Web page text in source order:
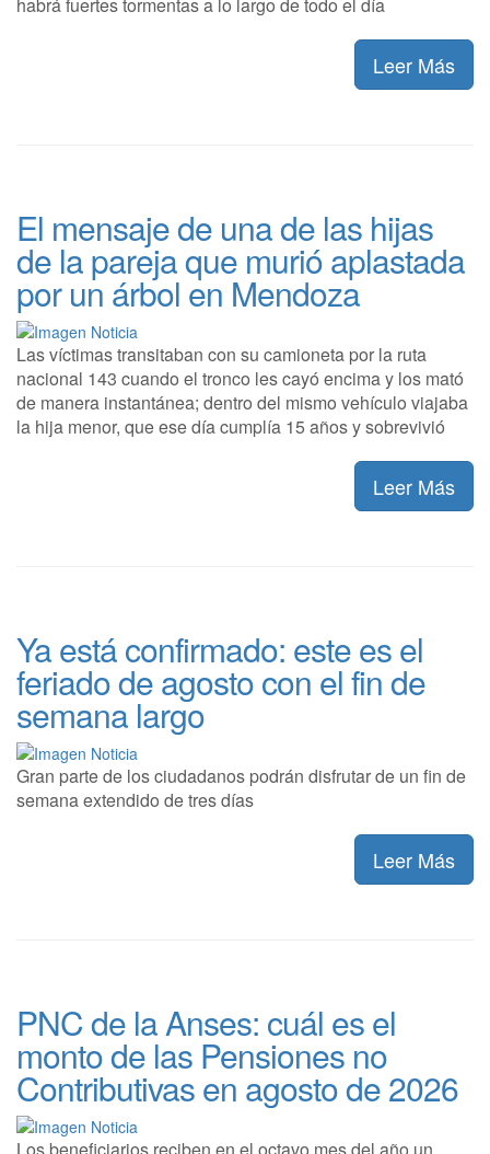
Leer Más
El mensaje de una de las hijas
de la pareja que murió aplastada
por un árbol en Mendoza
Las víctimas transitaban con su camioneta por la ruta
nacional 143 cuando el tronco les cayó encima y los mató
de manera instantánea; dentro del mismo vehículo viajaba
la hija menor, que ese día cumplía 15 años y sobrevivió
Leer Más
Ya está confirmado: este es el
feriado de agosto con el fin de
semana largo
Gran parte de los ciudadanos podrán disfrutar de un fin de
semana extendido de tres días
Leer Más
PNC de la Anses: cuál es el
monto de las Pensiones no
Contributivas en agosto de 2026
Los beneficiarios reciben en el octavo mes del año un